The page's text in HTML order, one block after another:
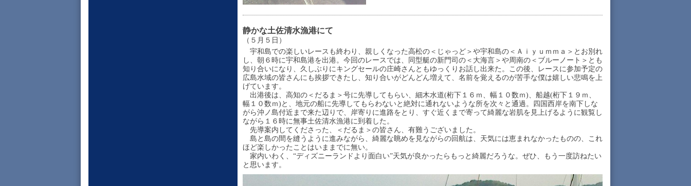
静かな土佐清水漁港にて
（５月５日）
宇和島での楽しいレースも終わり、親しくなった高松の＜じゃっど＞や宇和島の＜Ａｉｙｕｍｍａ＞とお別れ
し、朝６時に宇和島港を出港。今回のレースでは、同型艇の新門司の＜大海言＞や周南の＜ブルーノート＞とも
知り合いになり、久しぶりにキングセールの庄崎さんともゆっくりお話し出来た。この後、レースに参加予定の
広島水域の皆さんにも挨拶できたし、知り合いがどんどん増えて、名前を覚えるのが苦手な僕は嬉しい悲鳴を上
げています。
出港後は、高知の＜だるま＞号に先導してもらい、細木水道(桁下１６ｍ、幅１０数ｍ)、船越(桁下１９ｍ、
幅１０数ｍ)と、地元の船に先導してもらわないと絶対に通れないような所を次々と通過。四国西岸を南下しな
がら沖ノ島付近まで来た辺りで、岸寄りに進路をとり、すぐ近くまで寄って綺麗な岩肌を見上げるように観覧し
ながら１６時に無事土佐清水漁港に到着した。
先導案内してくださった、＜だるま＞の皆さん、有難うございました。
島と島の間を縫うように進みながら、綺麗な眺めを見ながらの回航は、天気には恵まれなかったものの、これ
ほど楽しかったことはいままでに無い。
家内いわく、“ディズニーランドより面白い”天気が良かったらもっと綺麗だろうな。ぜひ、もう一度訪ねたい
と思います。